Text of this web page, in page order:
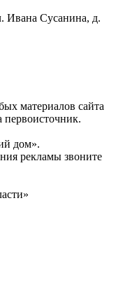
Ивана Сусанина, д.
материалов сайта
первоисточник.
дом».
рекламы звоните